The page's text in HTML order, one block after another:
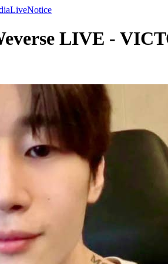
LiveNotice
LIVE -